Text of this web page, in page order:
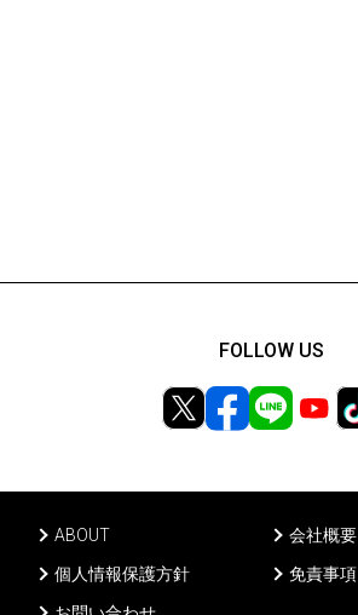
ABOUT
会社概要
個人情報保護方針
免責事項
FOLLOW US